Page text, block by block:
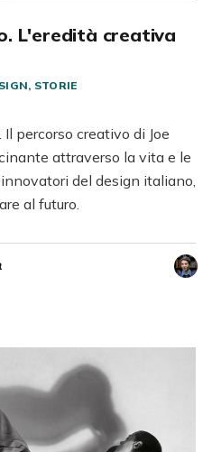
L'eredità creativa
STORIE
percorso creativo di Joe
attraverso la vita e le
del design italiano,
al futuro.